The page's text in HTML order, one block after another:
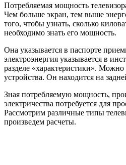
Потребляемая мощность
Чем больше экран, тем выше
того, чтобы узнать, сколько
необходимо знать его мощность.
Она указывается в паспорте
электроэнергия указывается в
разделе «характеристики».
устройства. Он находится на
Зная потребляемую мощность,
электричества потребуется для
Рассмотрим различные типы
произведем расчеты.